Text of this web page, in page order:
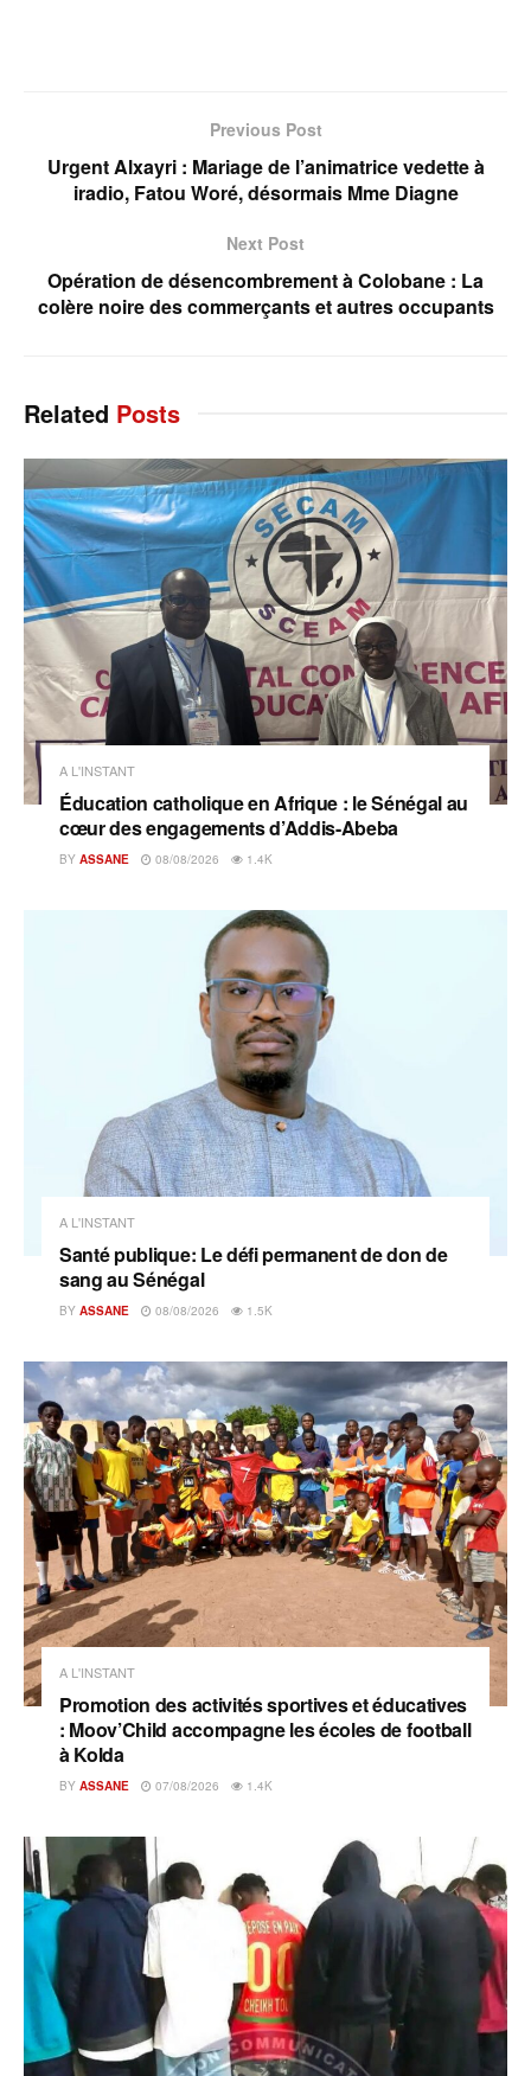
Previous Post
Urgent Alxayri : Mariage de l’animatrice vedette à
iradio, Fatou Woré, désormais Mme Diagne
Next Post
Opération de désencombrement à Colobane : La
colère noire des commerçants et autres occupants
Related Posts
A L'INSTANT
Éducation catholique en Afrique : le Sénégal au
cœur des engagements d’Addis-Abeba
BY ASSANE 08/08/2026 1.4K
A L'INSTANT
Santé publique: Le défi permanent de don de
sang au Sénégal
BY ASSANE 08/08/2026 1.5K
A L'INSTANT
Promotion des activités sportives et éducatives
: Moov’Child accompagne les écoles de football
à Kolda
BY ASSANE 07/08/2026 1.4K